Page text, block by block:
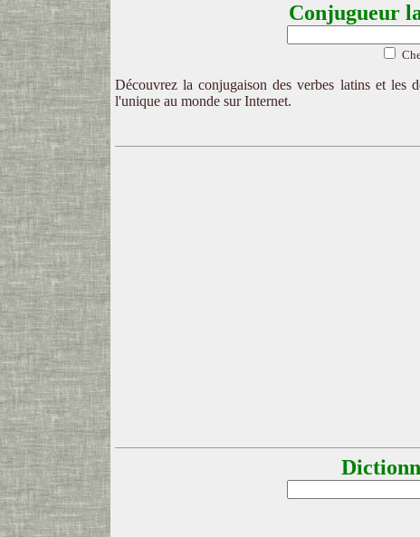
Conjugueur
Découvrez la conjugaison des verbes latins et les
l'unique au monde sur Internet.